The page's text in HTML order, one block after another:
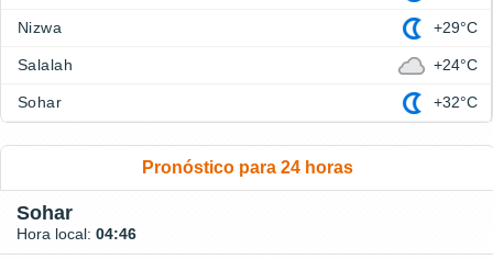
Nizwa +29°C
Salalah +24°C
Sohar +32°C
Pronóstico para 24 horas
Sohar
Hora local: 04:46